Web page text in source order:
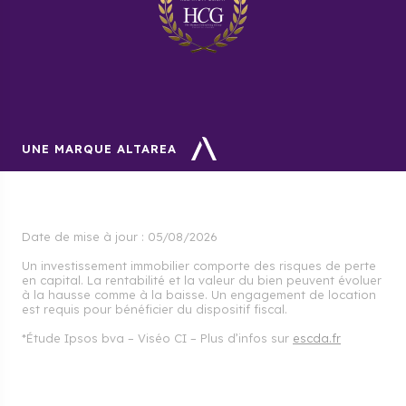
Quels sont les frais de notaire à
prévoir dans l’Allier ?
UNE MARQUE ALTAREA
Date de mise à jour : 05/08/2026
Un investissement immobilier comporte des risques de perte
en capital. La rentabilité et la valeur du bien peuvent évoluer
à la hausse comme à la baisse. Un engagement de location
est requis pour bénéficier du dispositif fiscal.
*Étude Ipsos bva – Viséo CI – Plus d’infos sur escda.fr